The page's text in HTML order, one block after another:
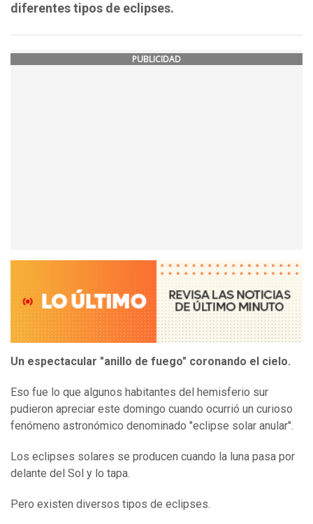
diferentes tipos de eclipses.
PUBLICIDAD
Un espectacular "anillo de fuego" coronando el cielo.
Eso fue lo que algunos habitantes del hemisferio sur
pudieron apreciar este domingo cuando ocurrió un curioso
fenómeno astronómico denominado "eclipse solar anular".
Los eclipses solares se producen cuando la luna pasa por
delante del Sol y lo tapa.
Pero existen diversos tipos de eclipses.